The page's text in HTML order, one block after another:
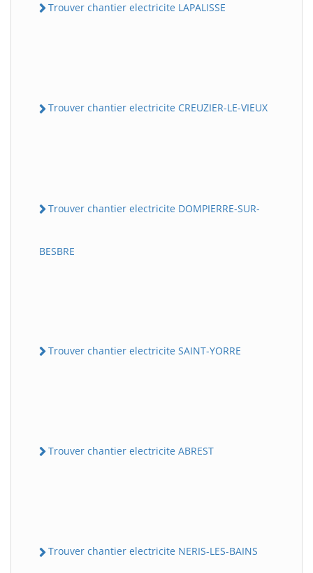
Trouver chantier electricite LAPALISSE
Trouver chantier electricite CREUZIER-LE-VIEUX
Trouver chantier electricite DOMPIERRE-SUR-
BESBRE
Trouver chantier electricite SAINT-YORRE
Trouver chantier electricite ABREST
Trouver chantier electricite NERIS-LES-BAINS